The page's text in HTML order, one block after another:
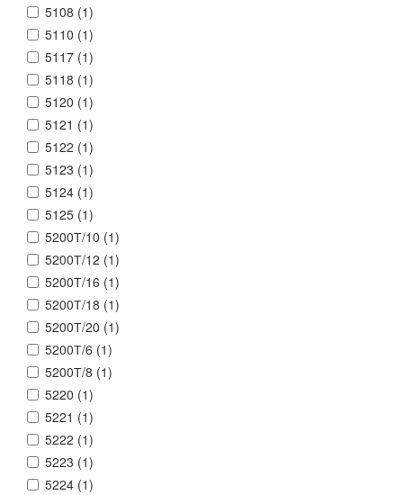
5108 (1)
5110 (1)
5117 (1)
5118 (1)
5120 (1)
5121 (1)
5122 (1)
5123 (1)
5124 (1)
5125 (1)
5200Т/10 (1)
5200Т/12 (1)
5200Т/16 (1)
5200Т/18 (1)
5200Т/20 (1)
5200Т/6 (1)
5200Т/8 (1)
5220 (1)
5221 (1)
5222 (1)
5223 (1)
5224 (1)